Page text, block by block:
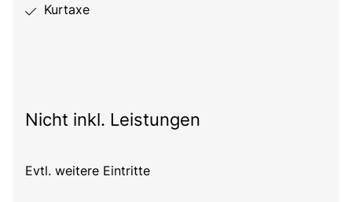
Kurtaxe
Nicht inkl. Leistungen
Evtl. weitere Eintritte